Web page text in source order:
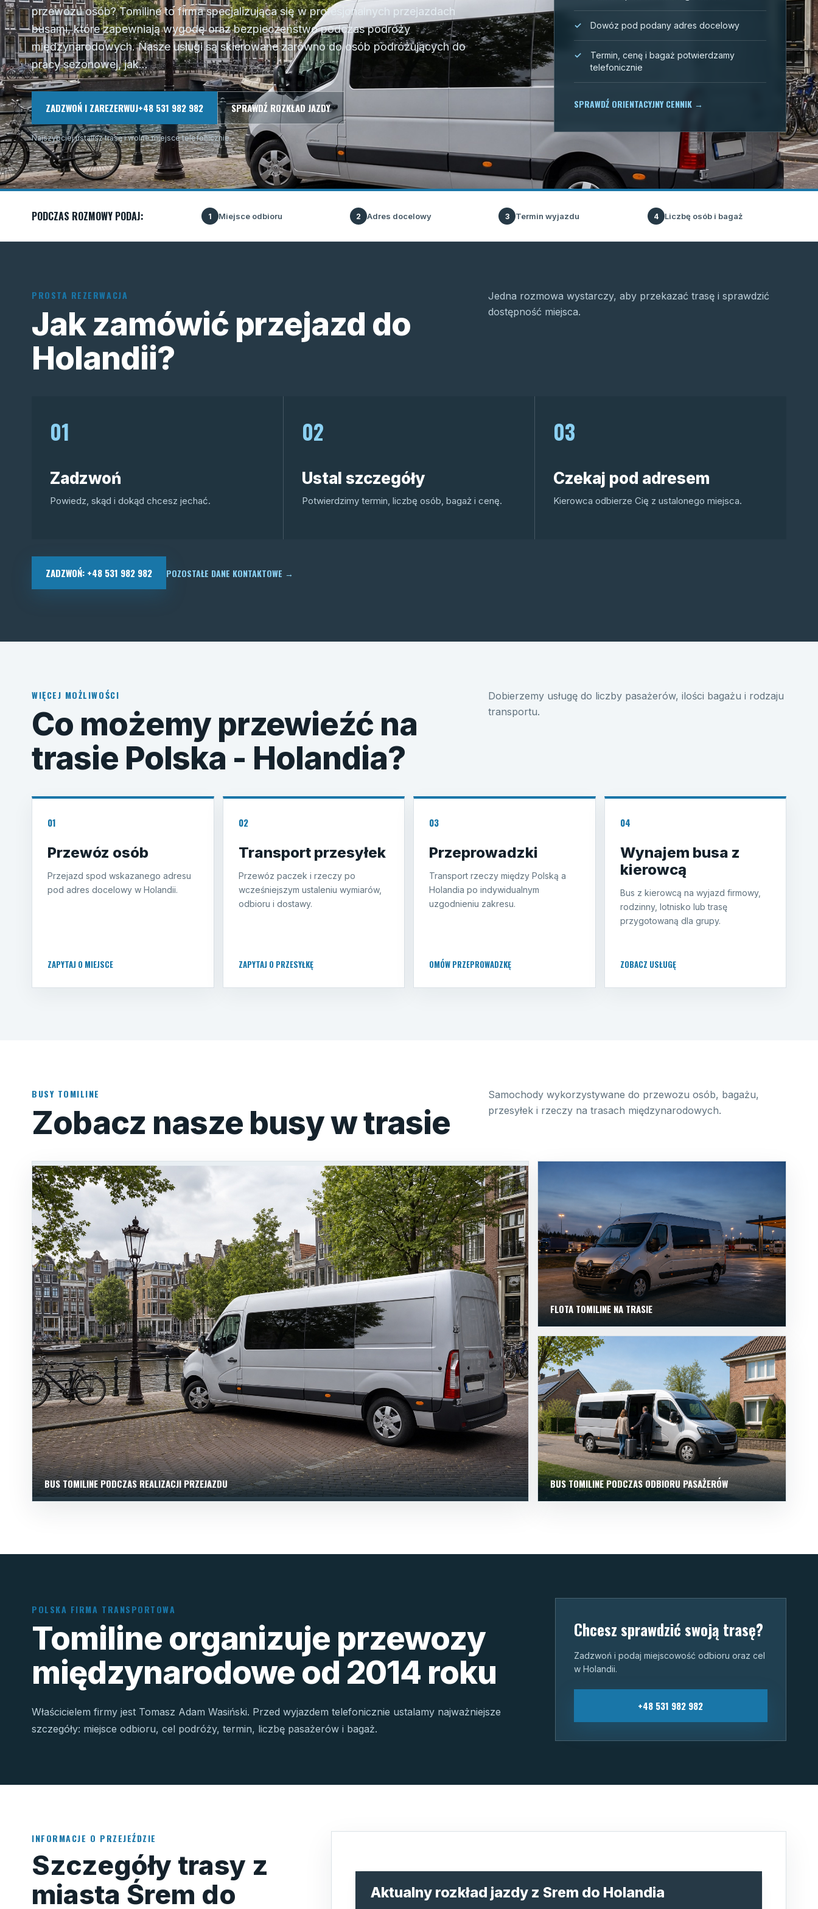
przewozu osób? Tomiline to firma specjalizująca się w profesjonalnych przejazdach
busami, które zapewniają wygodę oraz bezpieczeństwo podczas podróży
międzynarodowych. Nasze usługi są skierowane zarówno do osób podróżujących do
pracy sezonowej, jak...
ZADZWOŃ I ZAREZERWUJ+48 531 982 982 SPRAWDŹ ROZKŁAD JAZDY
Najszybciej ustalisz trasę i wolne miejsce telefonicznie.
Dowóz pod podany adres docelowy
Termin, cenę i bagaż potwierdzamy
telefonicznie
SPRAWDŹ ORIENTACYJNY CENNIK →
PODCZAS ROZMOWY PODAJ: 1 Miejsce odbioru 2 Adres docelowy 3 Termin wyjazdu 4 Liczbę osób i bagaż
PROSTA REZERWACJA
Jak zamówić przejazd do
Holandii?
Jedna rozmowa wystarczy, aby przekazać trasę i sprawdzić
dostępność miejsca.
01
Zadzwoń
Powiedz, skąd i dokąd chcesz jechać.
02
Ustal szczegóły
Potwierdzimy termin, liczbę osób, bagaż i cenę.
03
Czekaj pod adresem
Kierowca odbierze Cię z ustalonego miejsca.
ZADZWOŃ: +48 531 982 982 POZOSTAŁE DANE KONTAKTOWE →
WIĘCEJ MOŻLIWOŚCI
Co możemy przewieźć na
trasie Polska - Holandia?
Dobierzemy usługę do liczby pasażerów, ilości bagażu i rodzaju
transportu.
01
Przewóz osób
Przejazd spod wskazanego adresu
pod adres docelowy w Holandii.
ZAPYTAJ O MIEJSCE
02
Transport przesyłek
Przewóz paczek i rzeczy po
wcześniejszym ustaleniu wymiarów,
odbioru i dostawy.
ZAPYTAJ O PRZESYŁKĘ
03
Przeprowadzki
Transport rzeczy między Polską a
Holandia po indywidualnym
uzgodnieniu zakresu.
OMÓW PRZEPROWADZKĘ
04
Wynajem busa z
kierowcą
Bus z kierowcą na wyjazd firmowy,
rodzinny, lotnisko lub trasę
przygotowaną dla grupy.
ZOBACZ USŁUGĘ
BUSY TOMILINE
Zobacz nasze busy w trasie
Samochody wykorzystywane do przewozu osób, bagażu,
przesyłek i rzeczy na trasach międzynarodowych.
BUS TOMILINE PODCZAS REALIZACJI PRZEJAZDU
FLOTA TOMILINE NA TRASIE
BUS TOMILINE PODCZAS ODBIORU PASAŻERÓW
POLSKA FIRMA TRANSPORTOWA
Tomiline organizuje przewozy
międzynarodowe od 2014 roku
Właścicielem firmy jest Tomasz Adam Wasiński. Przed wyjazdem telefonicznie ustalamy najważniejsze
szczegóły: miejsce odbioru, cel podróży, termin, liczbę pasażerów i bagaż.
Chcesz sprawdzić swoją trasę?
Zadzwoń i podaj miejscowość odbioru oraz cel
w Holandii.
+48 531 982 982
INFORMACJE O PRZEJEŹDZIE
Szczegóły trasy z
miasta Śrem do
Aktualny rozkład jazdy z Srem do Holandia